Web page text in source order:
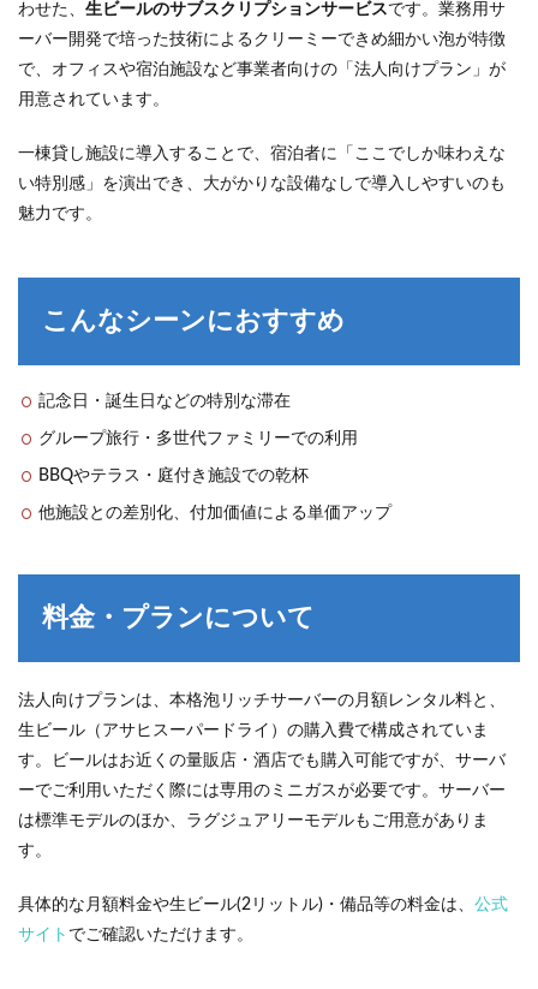
3
金・
プラ
つい
て
TABILMO
メン
テナ
いて
6
につ
いて
質問
い合
わせた、 生ビールのサブスクリプションサービスです。業務用サ
ーバー開発で培った技術によるクリーミーできめ細かい泡が特徴
で、オフィスや宿泊施設など事業者向けの「法人向けプラン」が
用意されています。
一棟貸し施設に導入することで、宿泊者に「ここでしか味わえな
い特別感」を演出でき、大がかりな設備なしで導入しやすいのも
魅力です。
こんなシーンにおすすめ
記念日・誕生日などの特別な滞在
グループ旅行・多世代ファミリーでの利用
BBQやテラス・庭付き施設での乾杯
他施設との差別化、付加価値による単価アップ
料金・プランについて
法人向けプランは、本格泡リッチサーバーの月額レンタル料と、
生ビール（アサヒスーパードライ）の購入費で構成されていま
す。ビールはお近くの量販店・酒店でも購入可能ですが、サーバ
ーでご利用いただく際には専用のミニガスが必要です。サーバー
は標準モデルのほか、ラグジュアリーモデルもご用意がありま
す。
具体的な月額料金や生ビール(2リットル)・備品等の料金は、 公式
サイト でご確認いただけます。